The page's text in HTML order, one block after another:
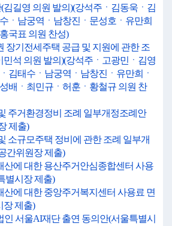
김길영 의원 발의)(강석주ㆍ김동욱ㆍ김
ㆍ남궁역ㆍ남창진ㆍ문성호ㆍ유만희
국표 의원 찬성)
장기전세주택 공급 및 지원에 관한 조
민석 의원 발의)(강석주ㆍ고광민ㆍ김영
김태수ㆍ남궁역ㆍ남창진ㆍ유만희ㆍ
배ㆍ최민규ㆍ허훈ㆍ황철규 의원 찬
주거환경정비 조례 일부개정조례안
제출)
소규모주택 정비에 관한 조례 일부개
간위원장 제출)
산에 대한 용산주거안심종합센터 사용
별시장 제출)
산에 대한 중앙주거복지센터 사용료 면
장 제출)
인 서울AI재단 출연 동의안(서울특별시